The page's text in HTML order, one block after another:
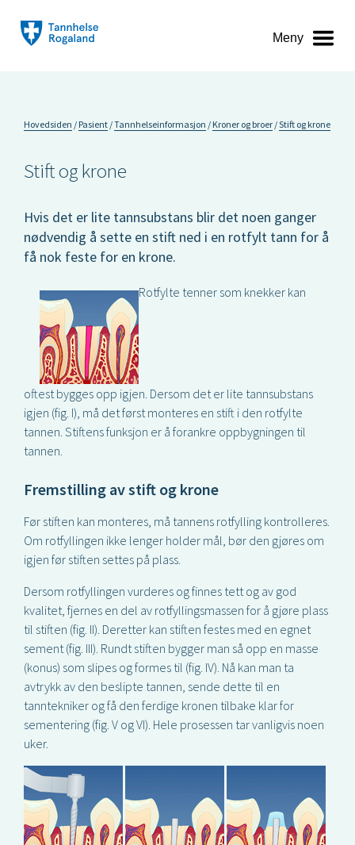
Meny
Hovedsiden Pasient Tannhelseinformasjon Kroner og broer Stift og krone
Stift og krone
Hvis det er lite tannsubstans blir det noen ganger
nødvendig å sette en stift ned i en rotfylt tann for å
få nok feste for en krone.
Rotfylte tenner som knekker kan
oftest bygges opp igjen. Dersom det er lite tannsubstans
igjen (fig. I), må det først monteres en stift i den rotfylte
tannen. Stiftens funksjon er å forankre oppbygningen til
tannen.
Fremstilling av stift og krone
Før stiften kan monteres, må tannens rotfylling kontrolleres.
Om rotfyllingen ikke lenger holder mål, bør den gjøres om
igjen før stiften settes på plass.
Dersom rotfyllingen vurderes og finnes tett og av god
kvalitet, fjernes en del av rotfyllingsmassen for å gjøre plass
til stiften (fig. II). Deretter kan stiften festes med en egnet
sement (fig. III). Rundt stiften bygger man så opp en masse
(konus) som slipes og formes til (fig. IV). Nå kan man ta
avtrykk av den beslipte tannen, sende dette til en
tanntekniker og få den ferdige kronen tilbake klar for
sementering (fig. V og VI). Hele prosessen tar vanligvis noen
uker.